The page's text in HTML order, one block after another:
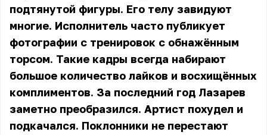
подтянутой фигуры. Его телу завидуют
многие. Исполнитель часто публикует
фотографии с тренировок с обнажённым
торсом. Такие кадры всегда набирают
большое количество лайков и восхищённых
комплиментов. За последний год Лазарев
заметно преобразился. Артист похудел и
подкачался. Поклонники не перестают